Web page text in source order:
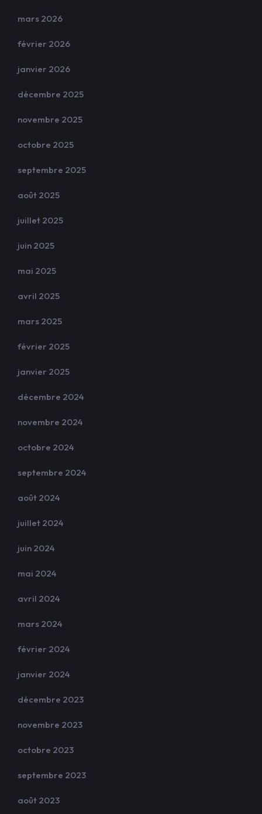
mars 2026
février 2026
janvier 2026
décembre 2025
novembre 2025
octobre 2025
septembre 2025
août 2025
juillet 2025
juin 2025
mai 2025
avril 2025
mars 2025
février 2025
janvier 2025
décembre 2024
novembre 2024
octobre 2024
septembre 2024
août 2024
juillet 2024
juin 2024
mai 2024
avril 2024
mars 2024
février 2024
janvier 2024
décembre 2023
novembre 2023
octobre 2023
septembre 2023
août 2023